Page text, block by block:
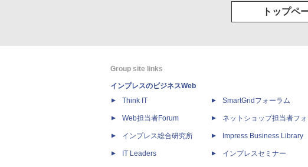
トップペ
Group site links
インプレスのビジネスWeb
Think IT
Web担当者Forum
インプレス総合研究所
IT Leaders
SmartGridフォーラム
ネットショップ担当者フ
Impress Business Library
インプレスセミナー